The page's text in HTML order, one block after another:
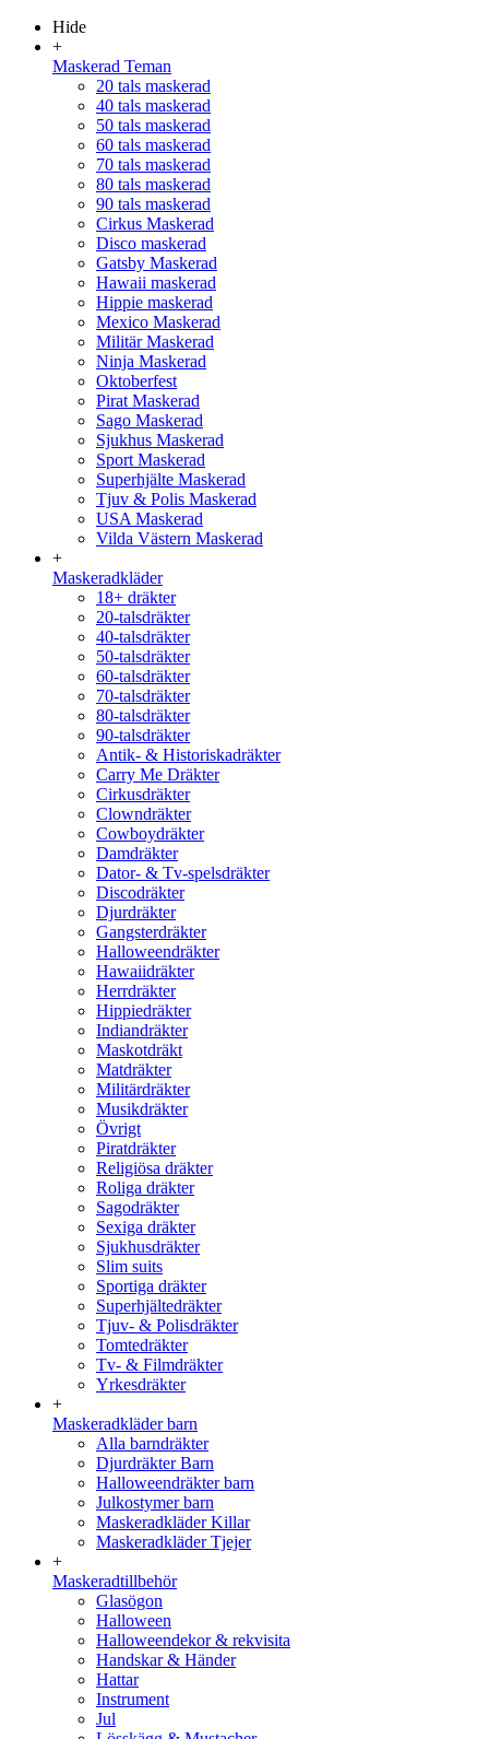
Hide
+
Maskerad Teman
20 tals maskerad
40 tals maskerad
50 tals maskerad
60 tals maskerad
70 tals maskerad
80 tals maskerad
90 tals maskerad
Cirkus Maskerad
Disco maskerad
Gatsby Maskerad
Hawaii maskerad
Hippie maskerad
Mexico Maskerad
Militär Maskerad
Ninja Maskerad
Oktoberfest
Pirat Maskerad
Sago Maskerad
Sjukhus Maskerad
Sport Maskerad
Superhjälte Maskerad
Tjuv & Polis Maskerad
USA Maskerad
Vilda Västern Maskerad
+
Maskeradkläder
18+ dräkter
20-talsdräkter
40-talsdräkter
50-talsdräkter
60-talsdräkter
70-talsdräkter
80-talsdräkter
90-talsdräkter
Antik- & Historiskadräkter
Carry Me Dräkter
Cirkusdräkter
Clowndräkter
Cowboydräkter
Damdräkter
Dator- & Tv-spelsdräkter
Discodräkter
Djurdräkter
Gangsterdräkter
Halloweendräkter
Hawaiidräkter
Herrdräkter
Hippiedräkter
Indiandräkter
Maskotdräkt
Matdräkter
Militärdräkter
Musikdräkter
Övrigt
Piratdräkter
Religiösa dräkter
Roliga dräkter
Sagodräkter
Sexiga dräkter
Sjukhusdräkter
Slim suits
Sportiga dräkter
Superhjältedräkter
Tjuv- & Polisdräkter
Tomtedräkter
Tv- & Filmdräkter
Yrkesdräkter
+
Maskeradkläder barn
Alla barndräkter
Djurdräkter Barn
Halloweendräkter barn
Julkostymer barn
Maskeradkläder Killar
Maskeradkläder Tjejer
+
Maskeradtillbehör
Glasögon
Halloween
Halloweendekor & rekvisita
Handskar & Händer
Hattar
Instrument
Jul